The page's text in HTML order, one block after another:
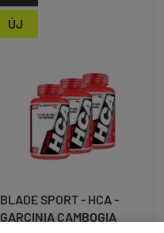
ÚJ
BLADE SPORT - HCA -
GARCINIA CAMBOGIA